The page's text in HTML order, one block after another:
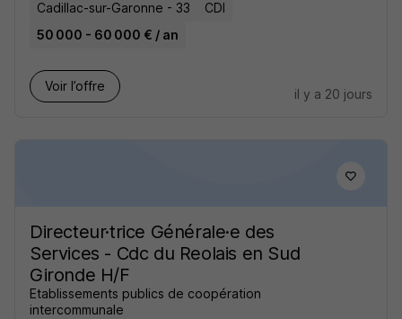
Cadillac-sur-Garonne - 33
CDI
50 000 - 60 000 € / an
Voir l’offre
il y a 20 jours
Directeur·trice Générale·e des
Services - Cdc du Reolais en Sud
Gironde H/F
Etablissements publics de coopération
intercommunale